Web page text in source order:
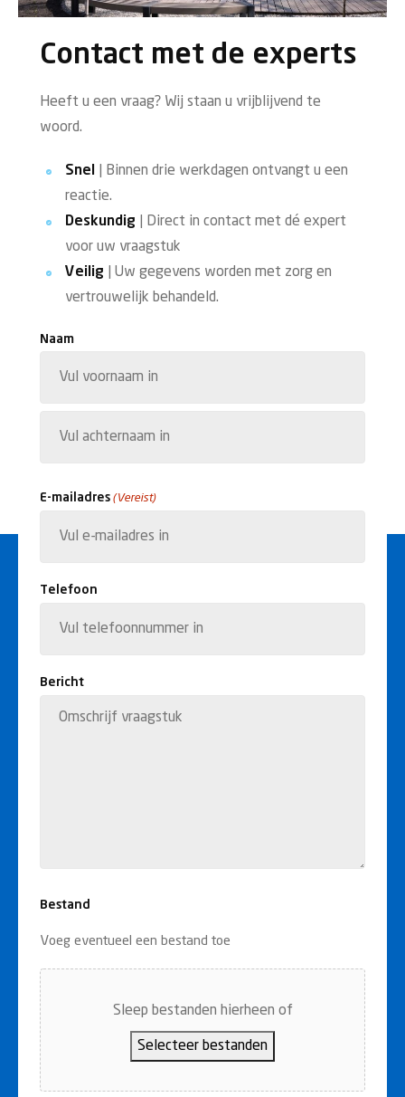
Contact met de experts
Heeft u een vraag? Wij staan u vrijblijvend te
woord.
Snel
| Binnen drie werkdagen ontvangt u een
reactie.
Deskundig | Direct in contact met dé expert
voor uw vraagstuk
Veilig | Uw gegevens worden met zorg en
vertrouwelijk behandeld.
Naam
E-mailadres (Vereist)
Telefoon
Bericht
Bestand
Voeg eventueel een bestand toe
Sleep bestanden hierheen of
Selecteer bestanden